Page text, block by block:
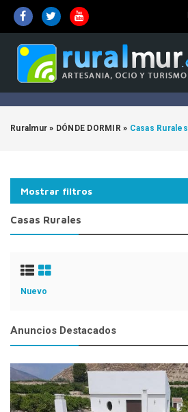
Ruralmur » DÓNDE DORMIR » Casas Rurales
Mostrar filtros
Casas Rurales
Nuevo
Anuncios Destacados